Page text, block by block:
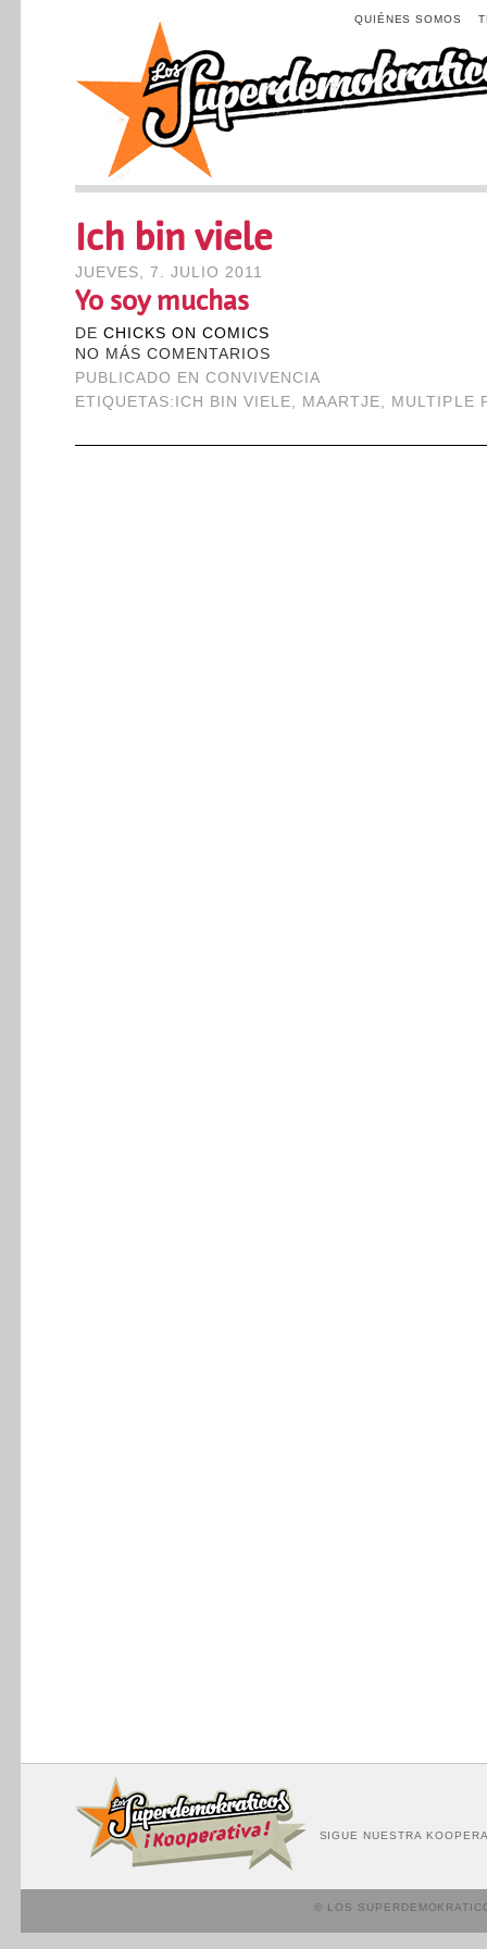
QUIÉNES SOMOS
Ich bin viele
JUEVES, 7. JULIO 2011
Yo soy muchas
DE CHICKS ON COMICS
NO MÁS COMENTARIOS
PUBLICADO EN CONVIVENCIA
ETIQUETAS: ICH BIN VIELE, MAARTJE, MULTIPLE
SIGUE NUESTRA
© LOS